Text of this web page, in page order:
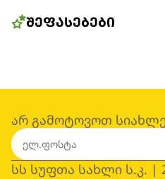
ᲨᲔᲤᲐᲡᲔᲑᲔᲑᲘ
არ გამოტოვოთ
სს სუფთა სახლი ს.კ. |